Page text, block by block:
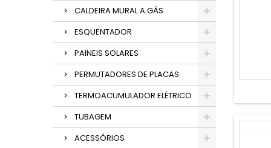
CALDEIRA MURAL A GÁS
ESQUENTADOR
PAINEIS SOLARES
PERMUTADORES DE PLACAS
TERMOACUMULADOR ELÉTRICO
TUBAGEM
ACESSÓRIOS